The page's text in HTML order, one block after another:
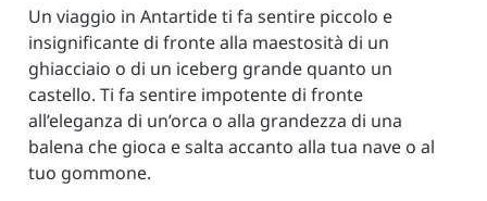
Un viaggio in Antartide ti fa sentire piccolo e
insignificante di fronte alla maestosità di un
ghiacciaio o di un iceberg grande quanto un
castello. Ti fa sentire impotente di fronte
all’eleganza di un’orca o alla grandezza di una
balena che gioca e salta accanto alla tua nave o al
tuo gommone.